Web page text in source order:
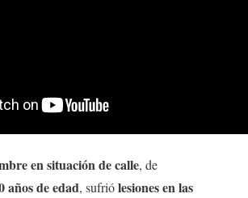
en situación de calle, de
años de edad, sufriólesiones en las